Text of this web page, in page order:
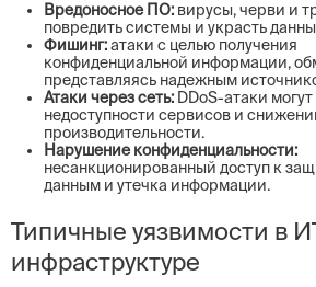
Вредоносное ПО: вирусы, черви и
повредить системы и украсть
Фишинг:атаки с целью получения
конфиденциальной информации,
представляясь надежным
Атаки через сеть: DDoS-атаки
недоступности сервисов и
производительности.
Нарушение конфиденциальности:
несанкционированный доступ к
данным и утечка информации.
Типичные уязвимости в
инфраструктуре